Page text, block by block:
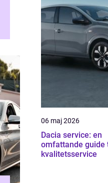
06 maj 2026
Dacia service: en
omfattande guide
kvalitetsservice